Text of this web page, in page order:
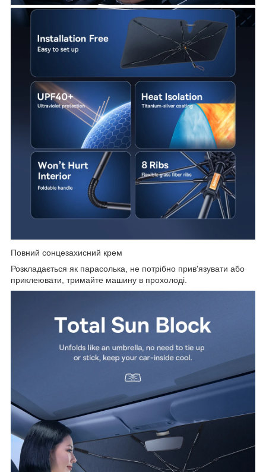
Повний сонцезахисний крем
Розкладається як парасолька, не потрібно прив'язувати або
приклеювати, тримайте машину в прохолоді.